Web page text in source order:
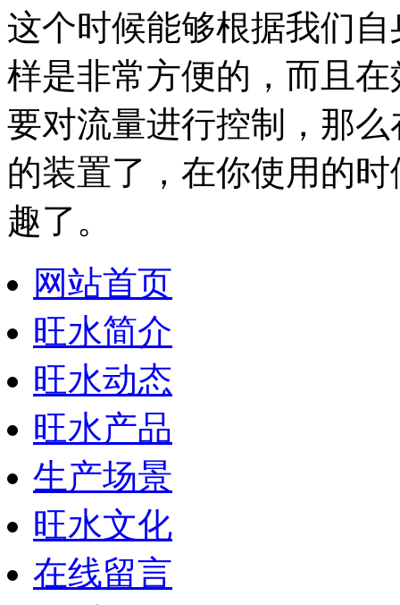
这个时候能够根据我们
样是非常方便的，而且
要对流量进行控制，那
的装置了，在你使用的
趣了。
网站首页
旺水简介
旺水动态
旺水产品
生产场景
旺水文化
在线留言